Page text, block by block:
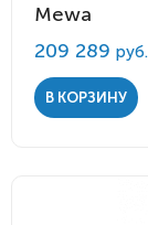
Mewa
209 289 руб.
В КОРЗИНУ